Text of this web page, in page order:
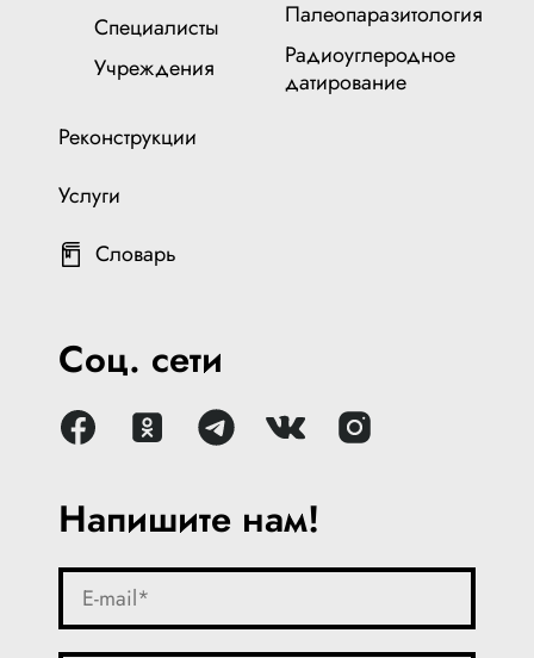
Напишите нам!
Специалисты
Учреждения
Реконструкции
Услуги
Словарь
Палеопаразитология
Радиоуглеродное
датирование
Соц. сети